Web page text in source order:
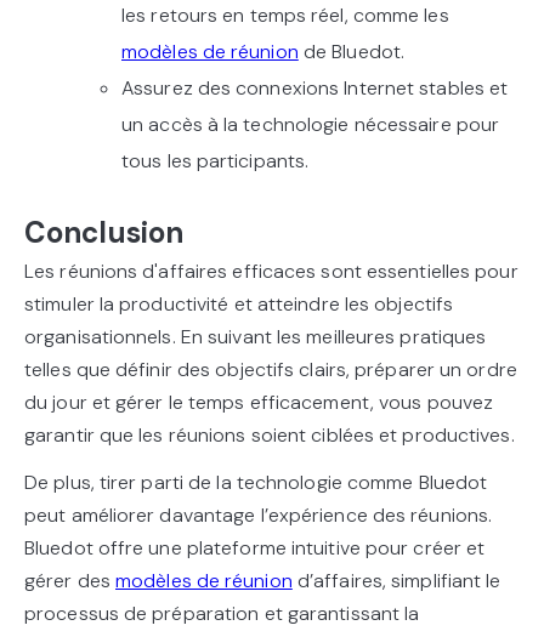
les retours en temps réel, comme les
modèles de réunion de Bluedot.
Assurez des connexions Internet stables et
un accès à la technologie nécessaire pour
tous les participants.
Conclusion
Les réunions d'affaires efficaces sont essentielles pour
stimuler la productivité et atteindre les objectifs
organisationnels. En suivant les meilleures pratiques
telles que définir des objectifs clairs, préparer un ordre
du jour et gérer le temps efficacement, vous pouvez
garantir que les réunions soient ciblées et productives.
De plus, tirer parti de la technologie comme Bluedot
peut améliorer davantage l’expérience des réunions.
Bluedot offre une plateforme intuitive pour créer et
gérer des modèles de réunion d’affaires, simplifiant le
processus de préparation et garantissant la